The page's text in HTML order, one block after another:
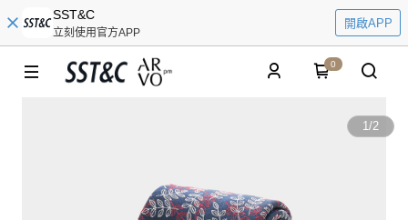
SST&C
立刻使用官方APP
開啟APP
0
1/2